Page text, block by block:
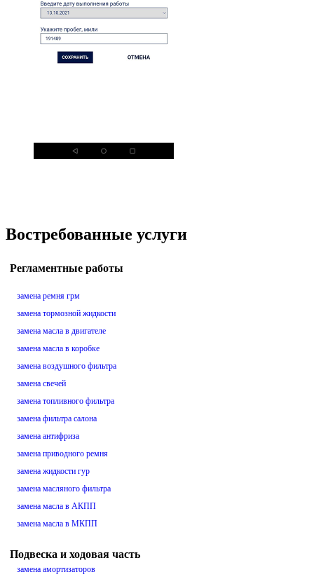
Востребованные услуги
Регламентные работы
замена ремня грм
замена тормозной жидкости
замена масла в двигателе
замена масла в коробке
замена воздушного фильтра
замена свечей
замена топливного фильтра
замена фильтра салона
замена антифриза
замена приводного ремня
замена жидкости гур
замена масляного фильтра
замена масла в АКПП
замена масла в МКПП
Подвеска и ходовая часть
замена амортизаторов